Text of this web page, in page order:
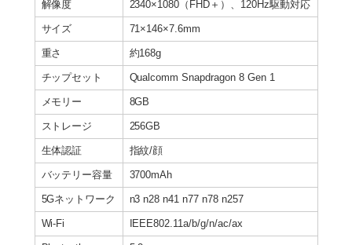
解像度 2340×1080（FHD＋）、120Hz駆動対応
サイズ 71×146×7.6mm
重さ 約168g
チップセット Qualcomm Snapdragon 8 Gen 1
メモリー 8GB
ストレージ 256GB
生体認証 指紋/顔
バッテリー容量 3700mAh
5Gネットワーク n3 n28 n41 n77 n78 n257
Wi-Fi IEEE802.11a/b/g/n/ac/ax